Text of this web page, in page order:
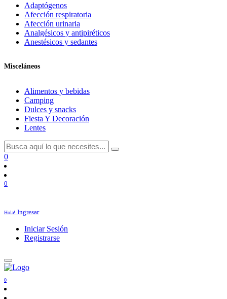
Adaptógenos
Afección respiratoria
Afección urinaria
Analgésicos y antipiréticos
Anestésicos y sedantes
Misceláneos
Alimentos y bebidas
Camping
Dulces y snacks
Fiesta Y Decoración
Lentes
0
0
Hola! Ingresar
Iniciar Sesión
Registrarse
0